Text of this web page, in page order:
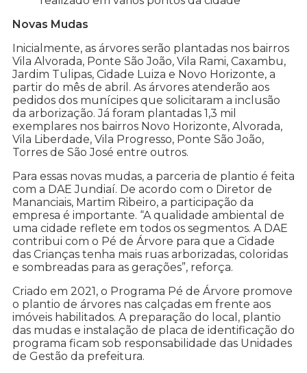
Novas Mudas
Inicialmente, as árvores serão plantadas nos bairros
Vila Alvorada, Ponte São João, Vila Rami, Caxambu,
Jardim Tulipas, Cidade Luiza e Novo Horizonte, a
partir do mês de abril. As árvores atenderão aos
pedidos dos munícipes que solicitaram a inclusão
da arborização. Já foram plantadas 1,3 mil
exemplares nos bairros Novo Horizonte, Alvorada,
Vila Liberdade, Vila Progresso, Ponte São João,
Torres de São José entre outros.
Para essas novas mudas, a parceria de plantio é feita
com a DAE Jundiaí. De acordo com o Diretor de
Mananciais, Martim Ribeiro, a participação da
empresa é importante. “A qualidade ambiental de
uma cidade reflete em todos os segmentos. A DAE
contribui com o Pé de Árvore para que a Cidade
das Crianças tenha mais ruas arborizadas, coloridas
e sombreadas para as gerações”, reforça.
Criado em 2021, o Programa Pé de Árvore promove
o plantio de árvores nas calçadas em frente aos
imóveis habilitados. A preparação do local, plantio
das mudas e instalação de placa de identificação do
programa ficam sob responsabilidade das Unidades
de Gestão da prefeitura.